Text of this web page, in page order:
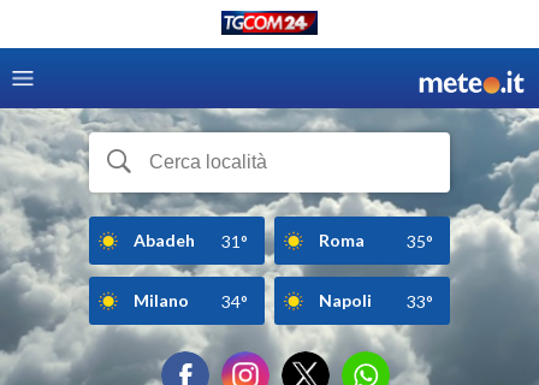
Abadeh 31° Roma 35°
Milano 34° Napoli 33°